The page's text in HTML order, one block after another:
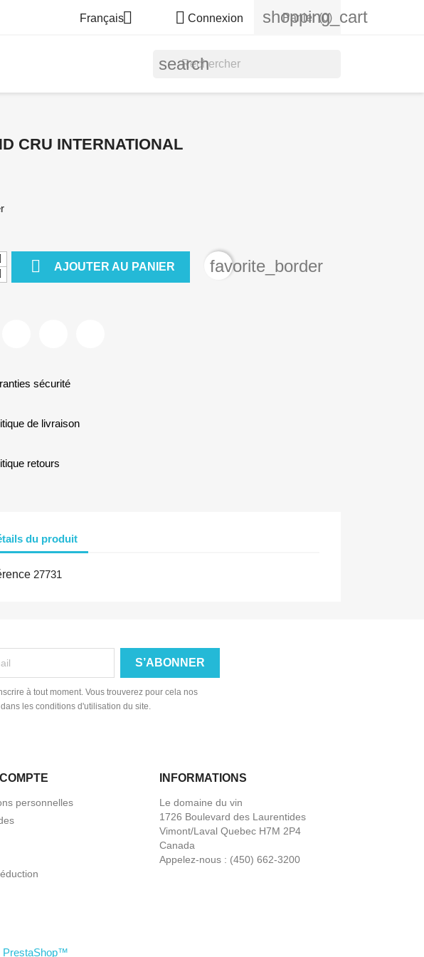
Français  Connexion shopping_cart
Panier (0)
search
CRU INTERNATIONAL
 AJOUTER AU PANIER favorite_border
sécurité
de livraison
retours
du produit
27731
à tout moment. Vous trouverez pour cela nos
les conditions d'utilisation du site.
personnelles
INFORMATIONS
Le domaine du vin
1726 Boulevard des Laurentides
Vimont/Laval Quebec H7M 2P4
Canada
Appelez-nous : (450) 662-3200
PrestaShop™